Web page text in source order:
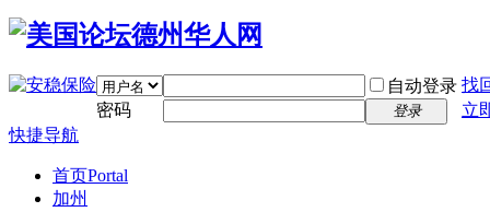
自动登录 找
密码
登录
立
快捷导航
首页Portal
加州